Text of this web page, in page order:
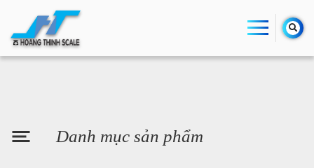
Danh mục sản phẩm